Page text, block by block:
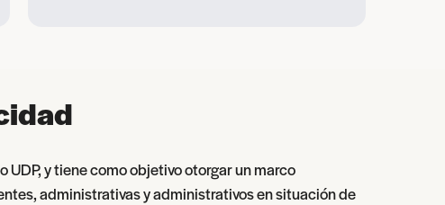
y tiene como objetivo otorgar un marco
administrativas y administrativos en situación de